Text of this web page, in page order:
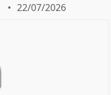
22/07/2026